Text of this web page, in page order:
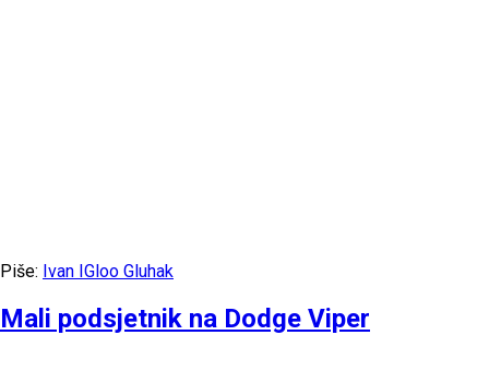
Piše: Ivan IGloo Gluhak
Mali podsjetnik na Dodge Viper